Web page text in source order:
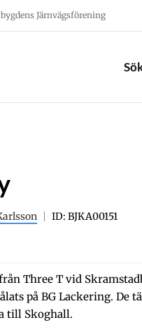
Järnvägsförening
ID: BJKA00151
Three T vid
på BG Lackering. De
till Skoghall.